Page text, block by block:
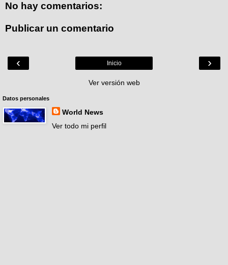
No hay comentarios:
Publicar un comentario
‹ ›
Inicio
Ver versión web
Datos personales
World News
Ver todo mi perfil